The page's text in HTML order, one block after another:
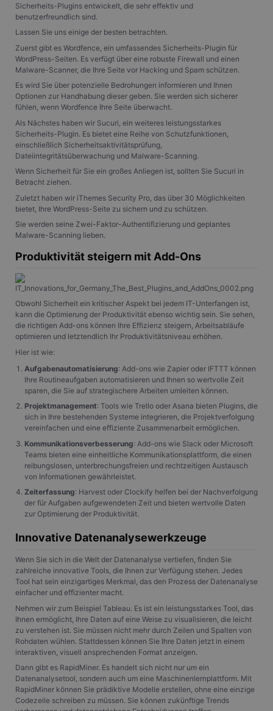
Sicherheits-Plugins entwickelt, die sehr effektiv und
benutzerfreundlich sind.
Lassen Sie uns einige der besten betrachten.
Zuerst gibt es Wordfence, ein umfassendes Sicherheits-Plugin für
WordPress-Seiten. Es verfügt über eine robuste Firewall und einen
Malware-Scanner, die Ihre Seite vor Hacking und Spam schützen.
Es wird Sie über potenzielle Bedrohungen informieren und Ihnen
Optionen zur Handhabung dieser geben. Sie werden sich sicherer
fühlen, wenn Wordfence Ihre Seite überwacht.
Als Nächstes haben wir Sucuri, ein weiteres leistungsstarkes
Sicherheits-Plugin. Es bietet eine Reihe von Schutzfunktionen,
einschließlich Sicherheitsaktivitätsprüfung,
Dateiintegritätsüberwachung und Malware-Scanning.
Wenn Sicherheit für Sie ein großes Anliegen ist, sollten Sie Sucuri in
Betracht ziehen.
Zuletzt haben wir iThemes Security Pro, das über 30 Möglichkeiten
bietet, Ihre WordPress-Seite zu sichern und zu schützen.
Sie werden seine Zwei-Faktor-Authentifizierung und geplantes
Malware-Scanning lieben.
Produktivität steigern mit Add-Ons
Obwohl Sicherheit ein kritischer Aspekt bei jedem IT-Unterfangen ist,
kann die Optimierung der Produktivität ebenso wichtig sein. Sie sehen,
die richtigen Add-ons können Ihre Effizienz steigern, Arbeitsabläufe
optimieren und letztendlich Ihr Produktivitätsniveau erhöhen.
Hier ist wie:
Aufgabenautomatisierung: Add-ons wie Zapier oder IFTTT können
Ihre Routineaufgaben automatisieren und Ihnen so wertvolle Zeit
sparen, die Sie auf strategischere Arbeiten umleiten können.
Projektmanagement: Tools wie Trello oder Asana bieten Plugins, die
sich in Ihre bestehenden Systeme integrieren, die Projektverfolgung
vereinfachen und eine effiziente Zusammenarbeit ermöglichen.
Kommunikationsverbesserung: Add-ons wie Slack oder Microsoft
Teams bieten eine einheitliche Kommunikationsplattform, die einen
reibungslosen, unterbrechungsfreien und rechtzeitigen Austausch
von Informationen gewährleistet.
Zeiterfassung: Harvest oder Clockify helfen bei der Nachverfolgung
der für Aufgaben aufgewendeten Zeit und bieten wertvolle Daten
zur Optimierung der Produktivität.
Innovative Datenanalysewerkzeuge
Wenn Sie sich in die Welt der Datenanalyse vertiefen, finden Sie
zahlreiche innovative Tools, die Ihnen zur Verfügung stehen. Jedes
Tool hat sein einzigartiges Merkmal, das den Prozess der Datenanalyse
einfacher und effizienter macht.
Nehmen wir zum Beispiel Tableau. Es ist ein leistungsstarkes Tool, das
Ihnen ermöglicht, Ihre Daten auf eine Weise zu visualisieren, die leicht
zu verstehen ist. Sie müssen nicht mehr durch Zeilen und Spalten von
Rohdaten wühlen. Stattdessen können Sie Ihre Daten jetzt in einem
interaktiven, visuell ansprechenden Format anzeigen.
Dann gibt es RapidMiner. Es handelt sich nicht nur um ein
Datenanalysetool, sondern auch um eine Maschinenlernplattform. Mit
RapidMiner können Sie prädiktive Modelle erstellen, ohne eine einzige
Codezeile schreiben zu müssen. Sie können zukünftige Trends